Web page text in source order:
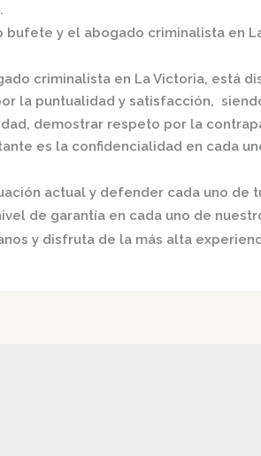
bufete y el abogado criminalista en
criminalista en La Victoria, está
la puntualidad y satisfacción,
demostrar respeto por la
es la confidencialidad en cada
actual y defender cada uno de
de garantía en cada uno de
y disfruta de la más alta